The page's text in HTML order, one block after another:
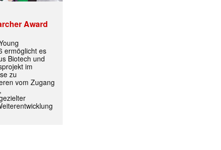
Award
ermöglicht es
Biotech und
im
zu
vom Zugang